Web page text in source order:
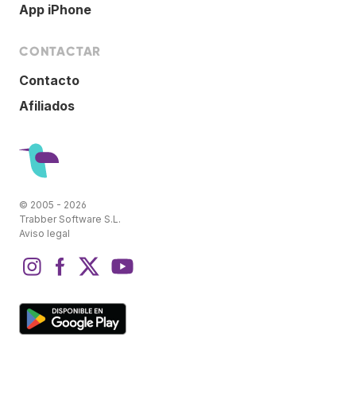
App iPhone
CONTACTAR
Contacto
Afiliados
© 2005 - 2026
Trabber Software S.L.
Aviso legal